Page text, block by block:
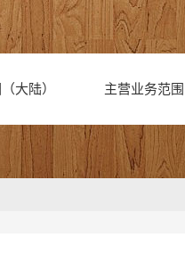
大陆） 主营业务范围